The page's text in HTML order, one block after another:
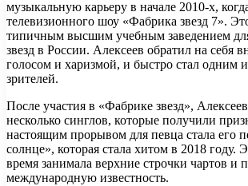
музыкальную карьеру в начале 2010-х,
телевизионного шоу «Фабрика звезд 7».
типичным высшим учебным заведением
звезд в России. Алексеев обратил на себя
голосом и харизмой, и быстро стал одним
зрителей.
После участия в «Фабрике звезд»,
несколько синглов, которые получили
настоящим прорывом для певца стала его
солнце», которая стала хитом в 2018 году.
время занимала верхние строчки чартов и
международную известность.